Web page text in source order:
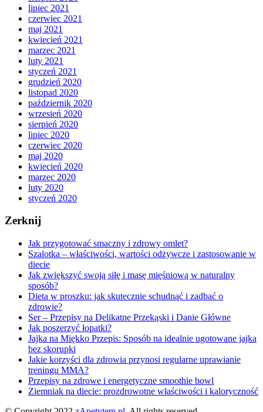
lipiec 2021
czerwiec 2021
maj 2021
kwiecień 2021
marzec 2021
luty 2021
styczeń 2021
grudzień 2020
listopad 2020
październik 2020
wrzesień 2020
sierpień 2020
lipiec 2020
czerwiec 2020
maj 2020
kwiecień 2020
marzec 2020
luty 2020
styczeń 2020
Zerknij
Jak przygotować smaczny i zdrowy omlet?
Szalotka – właściwości, wartości odżywcze i zastosowanie w
diecie
Jak zwiększyć swoją siłę i masę mięśniową w naturalny
sposób?
Dieta w proszku: jak skutecznie schudnąć i zadbać o
zdrowie?
Ser – Przepisy na Delikatne Przekąski i Danie Główne
Jak poszerzyć łopatki?
Jajka na Miękko Przepis: Sposób na idealnie ugotowane jajka
bez skorupki
Jakie korzyści dla zdrowia przynosi regularne uprawianie
treningu MMA?
Przepisy na zdrowe i energetyczne smoothie bowl
Ziemniak na diecie: prozdrowotne właściwości i kaloryczność